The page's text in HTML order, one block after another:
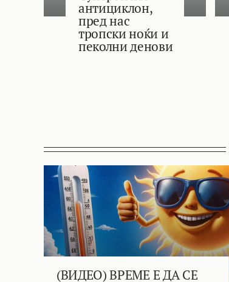
антициклон,
пред нас
тропски ноќи и
пеколни денови
(ВИДЕО) ВРЕМЕ Е ДА СЕ